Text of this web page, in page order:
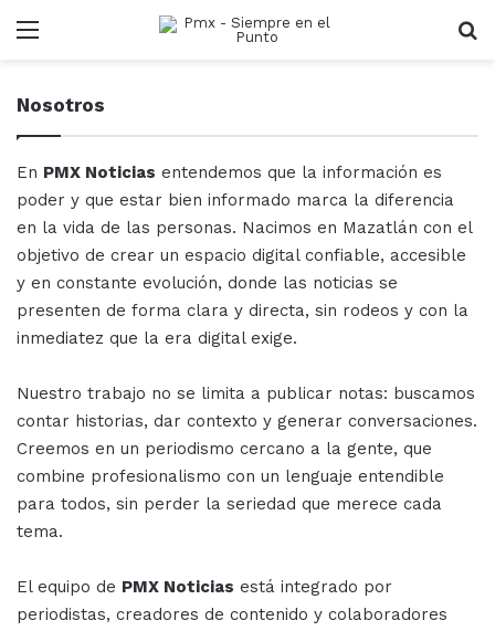
Menu
Nosotros
En PMX Noticias entendemos que la información es
poder y que estar bien informado marca la diferencia
en la vida de las personas. Nacimos en Mazatlán con el
objetivo de crear un espacio digital confiable, accesible
y en constante evolución, donde las noticias se
presenten de forma clara y directa, sin rodeos y con la
inmediatez que la era digital exige.
Nuestro trabajo no se limita a publicar notas: buscamos
contar historias, dar contexto y generar conversaciones.
Creemos en un periodismo cercano a la gente, que
combine profesionalismo con un lenguaje entendible
para todos, sin perder la seriedad que merece cada
tema.
El equipo de PMX Noticias está integrado por
periodistas, creadores de contenido y colaboradores